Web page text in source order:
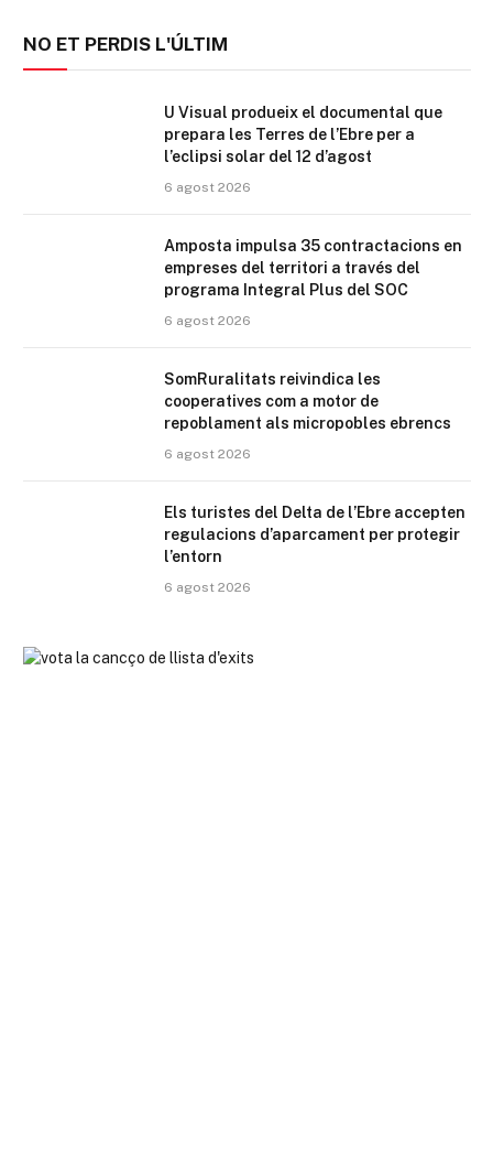
NO ET PERDIS L'ÚLTIM
U Visual produeix el documental que
prepara les Terres de l’Ebre per a
l’eclipsi solar del 12 d’agost
6 agost 2026
Amposta impulsa 35 contractacions en
empreses del territori a través del
programa Integral Plus del SOC
6 agost 2026
SomRuralitats reivindica les
cooperatives com a motor de
repoblament als micropobles ebrencs
6 agost 2026
Els turistes del Delta de l’Ebre accepten
regulacions d’aparcament per protegir
l’entorn
6 agost 2026